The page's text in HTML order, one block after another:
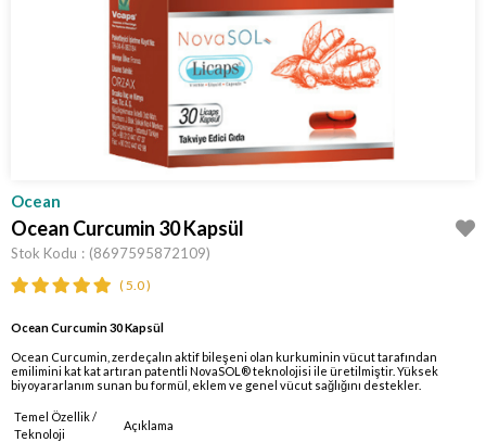
Ocean
Ocean Curcumin 30 Kapsül
Stok Kodu (8697595872109)
5.0
Ocean Curcumin 30 Kapsül
Ocean Curcumin, zerdeçalın aktif bileşeni olan kurkuminin vücut tarafından
emilimini kat kat artıran patentli NovaSOL® teknolojisi ile üretilmiştir. Yüksek
biyoyararlanım sunan bu formül, eklem ve genel vücut sağlığını destekler.
Temel Özellik /
Teknoloji
Açıklama